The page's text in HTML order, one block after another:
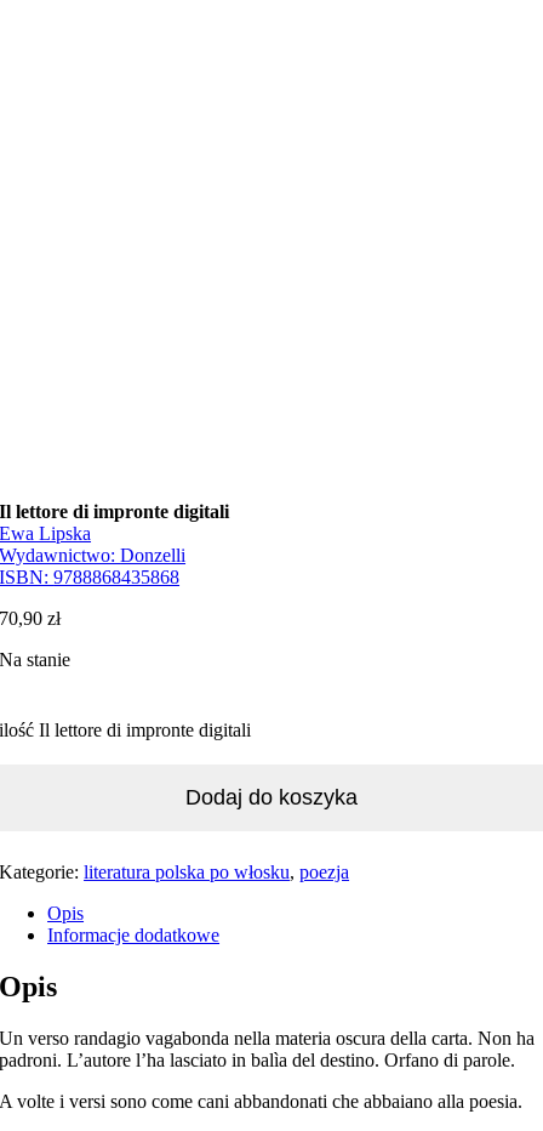
Il lettore di impronte digitali
Ewa Lipska
Wydawnictwo:Donzelli
ISBN:9788868435868
70,90zł
Na stanie
ilość Il lettore di impronte digitali
Dodaj do koszyka
Kategorie:literatura polska po włosku,poezja
Opis
Informacje dodatkowe
Opis
Un verso randagio vagabonda nella materia oscura della carta. Non ha
padroni. L’autore l’ha lasciato in balìa del destino. Orfano di parole.
A volte i versi sono come cani abbandonati che abbaiano alla poesia.